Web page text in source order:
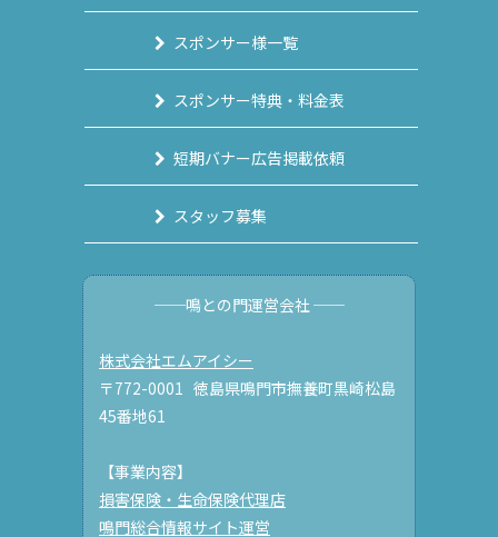
スポンサー様一覧
スポンサー特典・料金表
短期バナー広告掲載依頼
スタッフ募集
──鳴との門運営会社 ──
株式会社エムアイシー
〒772-0001 徳島県鳴門市撫養町黒崎松島
45番地61
【事業内容】
損害保険・生命保険代理店
鳴門総合情報サイト運営